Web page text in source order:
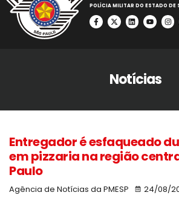
POLÍCIA MILITAR DO ESTADO DE
Notícias
Entregador é esfaqueado
em pizzaria na região
Paulo
Agência de Notícias da PMESP 24/08/